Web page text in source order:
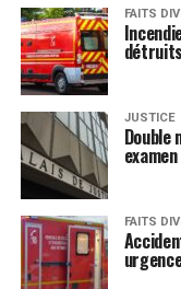
FAITS
JUSTICE
Double
FAITS